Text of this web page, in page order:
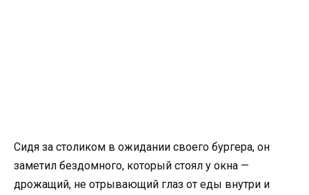
Сидя за столиком в ожидании своего бургера, он
заметил бездомного, который стоял у окна —
дрожащий, не отрывающий глаз от еды внутри и